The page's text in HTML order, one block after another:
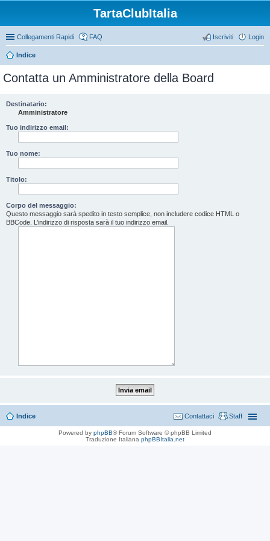
TartaClubItalia
Collegamenti Rapidi FAQ Login
Iscriviti
Indice
Contatta un Amministratore della Board
Destinatario:
Amministratore
Tuo indirizzo email:
Tuo nome:
Titolo:
Corpo del messaggio:
Questo messaggio sarà spedito in testo semplice, non includere codice HTML o
BBCode. L’indirizzo di risposta sarà il tuo indirizzo email.
Indice Staff
Contattaci
Powered by phpBB® Forum Software © phpBB Limited
Traduzione Italiana phpBBItalia.net